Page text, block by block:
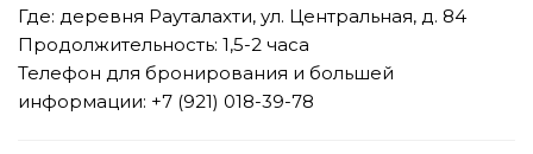
Где: деревня Рауталахти, ул. Центральная, д. 84
Продолжительность: 1,5-2 часа
Телефон для бронирования и большей
информации: +7 (921) 018-39-78